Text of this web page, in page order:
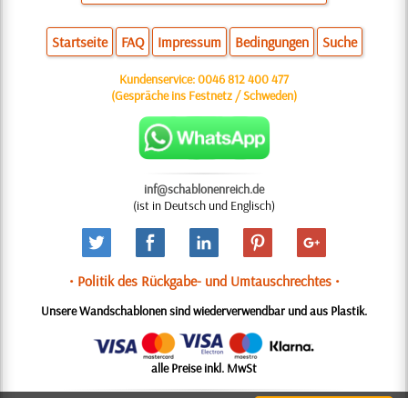
Startseite FAQ Impressum Bedingungen Suche
Kundenservice:0046 812 400 477
(Gespräche ins Festnetz / Schweden)
inf@schablonenreich.de
(ist in Deutsch und Englisch)
• Politik des Rückgabe- und Umtauschrechtes •
Unsere Wandschablonen sind wiederverwendbar und aus Plastik.
alle Preise inkl. MwSt